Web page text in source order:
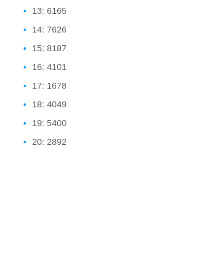
13: 6165
14: 7626
15: 8187
16: 4101
17: 1678
18: 4049
19: 5400
20: 2892